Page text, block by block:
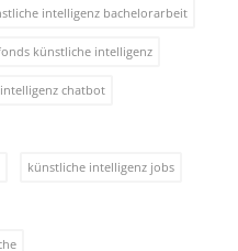
intelligenz bachelorarbeit
künstliche intelligenz
chatbot
künstliche intelligenz jobs